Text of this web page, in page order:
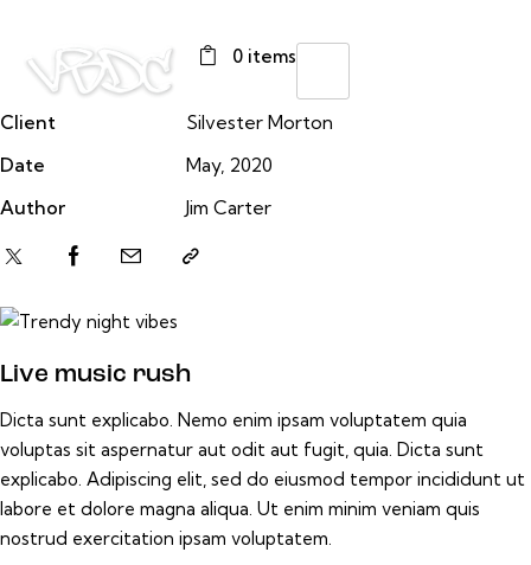
0 items
Live music rush
Dicta sunt explicabo. Nemo enim ipsam voluptatem quia
voluptas sit aspernatur aut odit aut fugit, quia. Dicta sunt
explicabo. Adipiscing elit, sed do eiusmod tempor incididunt ut
labore et dolore magna aliqua. Ut enim minim veniam quis
nostrud exercitation ipsam voluptatem.
Client
Silvester Morton
Date
May, 2020
Author
Jim Carter